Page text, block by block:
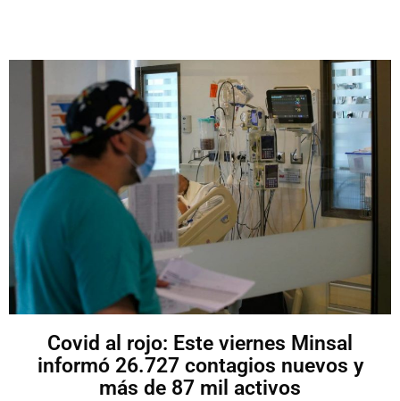
Covid al rojo: Este viernes Minsal
informó 26.727 contagios nuevos y
más de 87 mil activos